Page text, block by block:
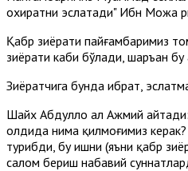
охиратни эслатади" Ибн Можа
Қабр зиёрати пайғамбаримиз
зиёрати каби бўлади, шаръан бу
Зиёратчига бунда ибрат,
Шайх Абдуллоҳ ал Ажмий
олдида нима қилмоғимиз
турибди, бу ишни (яъни қабр
салом бериш набавий